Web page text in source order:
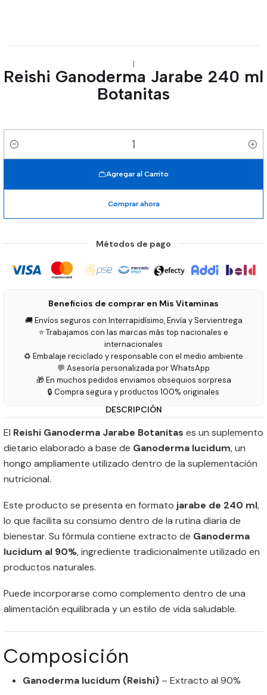
|
Reishi Ganoderma Jarabe 240 ml
Botanitas
Cantidad
Agregar al Carrito
Comprar ahora
Métodos de pago
Beneficios de comprar en Mis Vitaminas
🚚 Envíos seguros con Interrapidísimo, Envía y Servientrega
⭐ Trabajamos con las marcas más top nacionales e
internacionales
♻️ Embalaje reciclado y responsable con el medio ambiente
💬 Asesoría personalizada por WhatsApp
🎁 En muchos pedidos enviamos obsequios sorpresa
🔒 Compra segura y productos 100% originales
DESCRIPCIÓN
El Reishi Ganoderma Jarabe Botanitas es un suplemento
dietario elaborado a base de Ganoderma lucidum, un
hongo ampliamente utilizado dentro de la suplementación
nutricional.
Este producto se presenta en formato jarabe de 240 ml,
lo que facilita su consumo dentro de la rutina diaria de
bienestar. Su fórmula contiene extracto de Ganoderma
lucidum al 90%, ingrediente tradicionalmente utilizado en
productos naturales.
Puede incorporarse como complemento dentro de una
alimentación equilibrada y un estilo de vida saludable.
Composición
Ganoderma lucidum (Reishi) – Extracto al 90%